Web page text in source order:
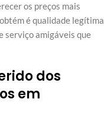
os preços mais
é qualidade legítima
serviço amigáveis que
dos
em